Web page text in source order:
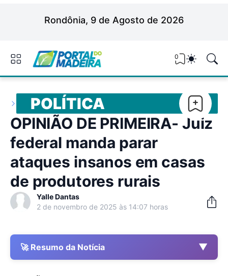
Rondônia, 9 de Agosto de 2026
0
POLÍTICA
OPINIÃO DE PRIMEIRA- Juiz
federal manda parar
ataques insanos em casas
de produtores rurais
Yalle Dantas
2 de novembro de 2025 às 14:07 horas
🚀 Resumo da Notícia ▼